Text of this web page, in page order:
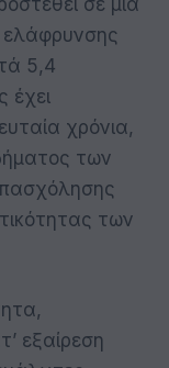
σε μια
ελάφρυνσης
5,4
έχει
χρόνια,
των
των
εξαίρεση